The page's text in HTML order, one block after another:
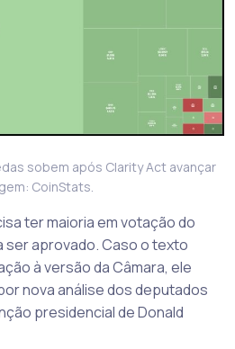
sobem após Clarity Act avançar
CoinStats.
ter maioria em votação do
ser aprovado. Caso o texto
à versão da Câmara, ele
nova análise dos deputados
presidencial de Donald